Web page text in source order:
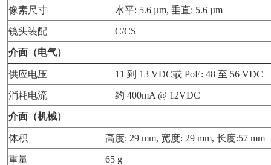
像素尺寸 水平: 5.6 µm, 垂直: 5.6 µm
镜头装配 C/CS
介面（电气）
供应电压 11 到 13 VDC或 PoE: 48 至 56 VDC
消耗电流 约 400mA @ 12VDC
介面（机械）
体积 高度: 29 mm, 宽度: 29 mm, 长度:57 mm
重量 65 g